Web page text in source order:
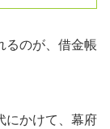
るのが、借金帳
にかけて、幕府